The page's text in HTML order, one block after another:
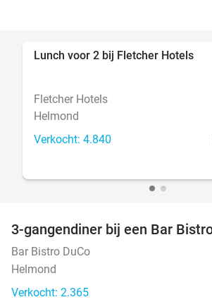
Lunch voor 2 bij Fletcher Hotels
Fletcher Hotels
Helmond
Verkocht: 4.840
3-gangendiner bij een Bar
Bar Bistro DuCo
Helmond
Verkocht: 2.365